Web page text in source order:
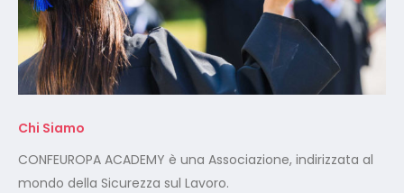
Chi Siamo
CONFEUROPA ACADEMY è una Associazione, indirizzata al
mondo della Sicurezza sul Lavoro.
Nasce con l’obbiettivo di promozione, attuazione e
coordinamento su scala Nazionale e Regionale delle
iniziative di Formazione, orientamento, ricerca,